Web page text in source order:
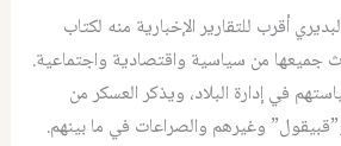
أقرب للتقارير الإخبارية منه لكتاب
جميعها من سياسية واقتصادية واجتماعية.
في إدارة البلاد، ويذكر العسكر من
وغيرهم والصراعات في ما بينهم.